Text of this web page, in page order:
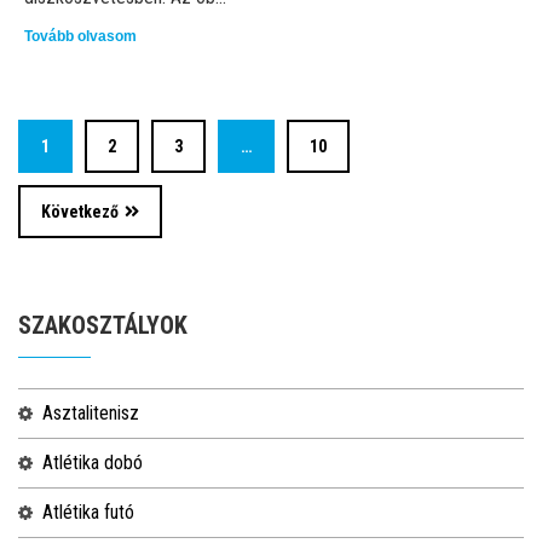
Tovább olvasom
1 2 3 … 10
Következő
SZAKOSZTÁLYOK
asztalitenisz
atlétika dobó
atlétika futó